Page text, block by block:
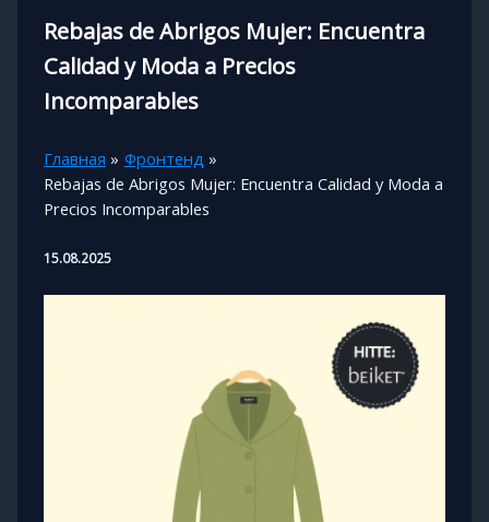
Rebajas de Abrigos Mujer: Encuentra
Calidad y Moda a Precios
Incomparables
Главная
Фронтенд
Rebajas de Abrigos Mujer: Encuentra Calidad y Moda a
Precios Incomparables
15.08.2025